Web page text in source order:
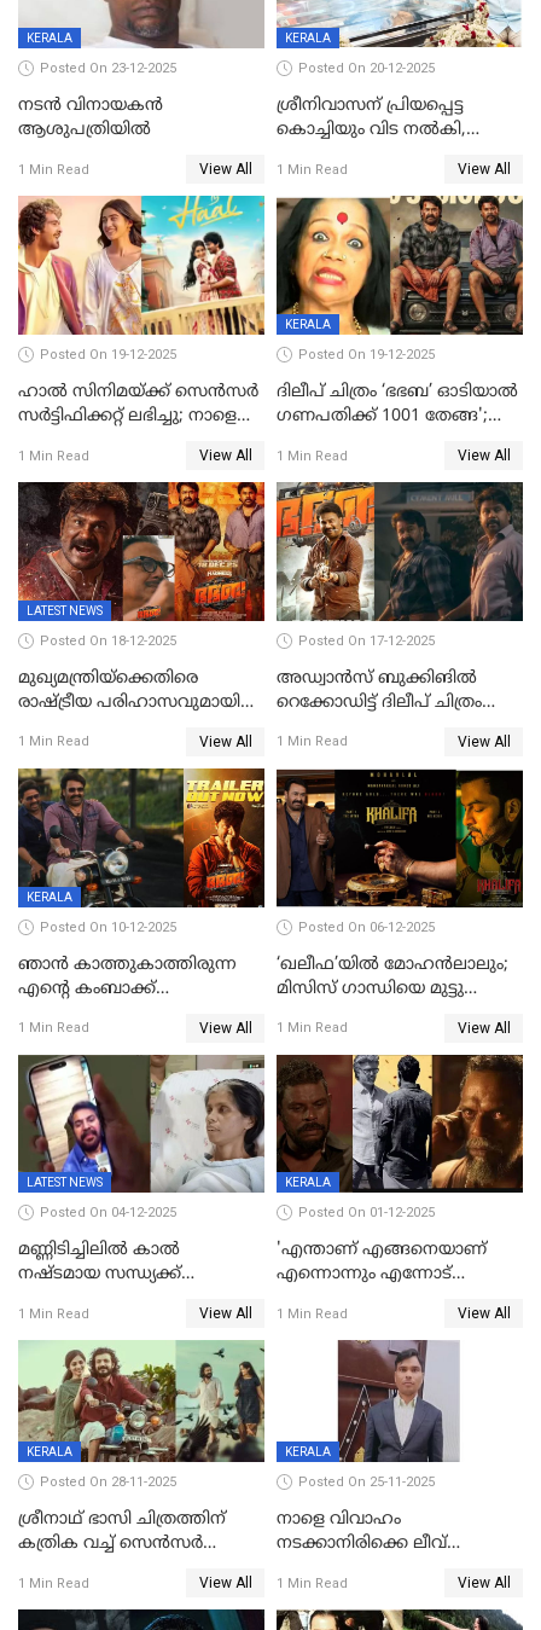
KERALA
Posted On 23-12-2025
നടൻ വിനായകൻ
ആശുപത്രിയിൽ
1 Min Read View All
KERALA
Posted On 20-12-2025
ശ്രീനിവാസന് പ്രിയപ്പെട്ട
കൊച്ചിയും വിട നൽകി,
സംസ്കാരം നാളെ
1 Min Read View All
Posted On 19-12-2025
ഹാല്‍ സിനിമയ്ക്ക് സെന്‍സര്‍
സര്‍ട്ടിഫിക്കറ്റ് ലഭിച്ചു; നാളെ
1 Min Read View All
KERALA
Posted On 19-12-2025
ദിലീപ് ചിത്രം ‘ഭഭബ’ ഓടിയാൽ
ഗണപതിക്ക് 1001 തേങ്ങ';
1 Min Read View All
LATEST NEWS
Posted On 18-12-2025
മുഖ്യമന്ത്രിയ്ക്കെതിരെ
രാഷ്ട്രീയ പരിഹാസവുമായി
1 Min Read View All
Posted On 17-12-2025
അഡ്വാൻസ് ബുക്കിങിൽ
റെക്കോഡിട്ട് ദിലീപ് ചിത്രം
റെക്കോർഡ് വിൽപ്പന;
മണിക്കൂറില്‍ വിറ്റത്
1000ത്തിന് മുകളിൽ ടിക്കറ്റ്
1 Min Read View All
KERALA
Posted On 10-12-2025
ഞാന്‍ കാത്തുകാത്തിരുന്ന
എന്റെ കംബാക്ക്
പുറത്ത്
1 Min Read View All
Posted On 06-12-2025
‘ഖലീഫ’യിൽ മോഹൻലാലും;
മിസിസ് ഗാന്ധിയെ മുട്ടു
അഹമ്മദ് അലിയായെത്തും
1 Min Read View All
LATEST NEWS
Posted On 04-12-2025
മണ്ണിടിച്ചിലിൽ കാല്‍
നഷ്ടമായ സന്ധ്യക്ക്
വീഡിയോകോൾ;
കൃത്രിമക്കാല്‍ നല്‍കാമെന്ന്
താരം, വീട്
നിര്‍മിക്കുന്നതിനുള്ള
ഇടപെടലും നടത്തും
1 Min Read View All
KERALA
Posted On 01-12-2025
'എന്താണ് എങ്ങനെയാണ്
എന്നൊന്നും എന്നോട്
താനുമുണ്ടെന്ന് വിനായകൻ
1 Min Read View All
KERALA
Posted On 28-11-2025
ശ്രീനാഥ് ഭാസി ചിത്രത്തിന്
കത്രിക വച്ച് സെൻസർ
മാറ്റണം';പൊങ്കാല റിലീസ് മാറ്റി
1 Min Read View All
KERALA
Posted On 25-11-2025
നാളെ വിവാഹം
നടക്കാനിരിക്കെ ലീവ്
സൂപ്പർവൈസർ
ജീവനൊടുക്കി
1 Min Read View All